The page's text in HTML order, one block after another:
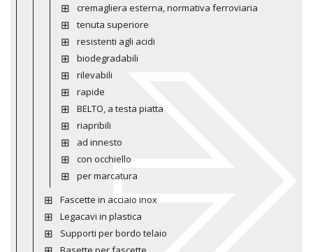
cremagliera esterna, normativa ferroviaria
tenuta superiore
resistenti agli acidi
biodegradabili
rilevabili
rapide
BELTO, a testa piatta
riapribili
ad innesto
con occhiello
per marcatura
Fascette in acciaio inox
Legacavi in plastica
Supporti per bordo telaio